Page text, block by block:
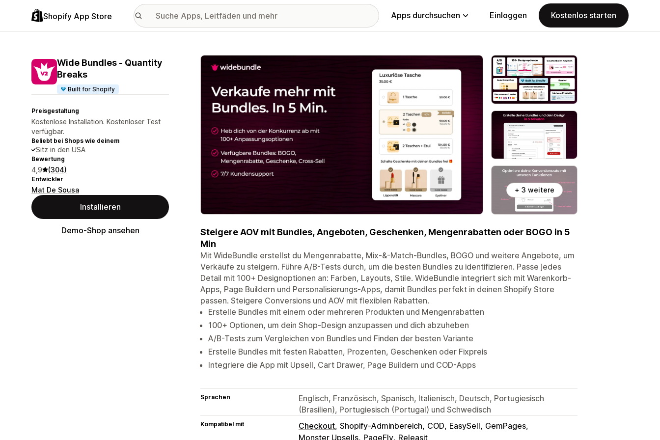
Shopify App Store Apps durchsuchen Einloggen Kostenlos starten
Wide Bundles ‑ Quantity
Breaks
Built for Shopify
Preisgestaltung
Kostenlose Installation. Kostenloser Test
verfügbar.
Beliebt bei Shops wie deinem
Sitz in den USA
Bewertung
4,9 (304)
Entwickler
Mat De Sousa
Installieren
Demo-Shop ansehen
Vorgestellte Bildergalerie
+ 3 weitere
Steigere AOV mit Bundles, Angeboten, Geschenken, Mengenrabatten oder BOGO in 5
Min
Mit WideBundle erstellst du Mengenrabatte, Mix-&-Match-Bundles, BOGO und weitere Angebote, um
Verkäufe zu steigern. Führe A/B-Tests durch, um die besten Bundles zu identifizieren. Passe jedes
Detail mit 100+ Designoptionen an: Farben, Layouts, Stile. WideBundle integriert sich mit Warenkorb-
Apps, Page Buildern und Personalisierungs-Apps, damit Bundles perfekt in deinen Shopify Store
passen. Steigere Conversions und AOV mit flexiblen Rabatten.
Erstelle Bundles mit einem oder mehreren Produkten und Mengenrabatten
100+ Optionen, um dein Shop-Design anzupassen und dich abzuheben
A/B-Tests zum Vergleichen von Bundles und Finden der besten Variante
Erstelle Bundles mit festen Rabatten, Prozenten, Geschenken oder Fixpreis
Integriere die App mit Upsell, Cart Drawer, Page Buildern und COD-Apps
Sprachen
Englisch, Französisch, Spanisch, Italienisch, Deutsch, Portugiesisch
(Brasilien), Portugiesisch (Portugal) und Schwedisch
Kompatibel mit Checkout Shopify-Adminbereich COD EasySell GemPages
Monster Upsells PageFly Releasit